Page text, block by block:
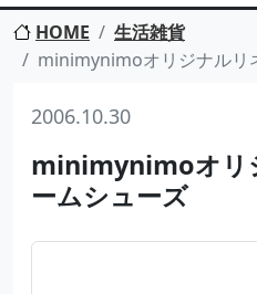
HOME
生活雑貨
minimynimoオリジナルリ
2006.10.30
minimynimoオリ
ームシューズ